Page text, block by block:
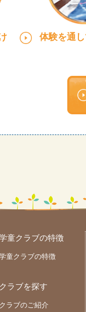
体験を通
童クラブの特徴
童クラブの特徴
クラブを探す
クラブのご紹介